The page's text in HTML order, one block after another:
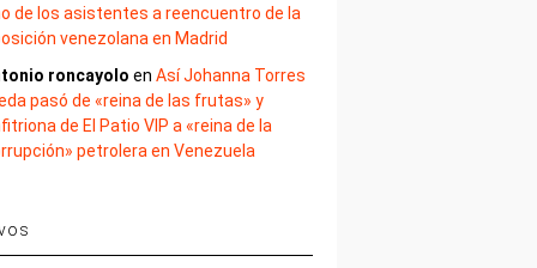
de los asistentes a reencuentro de la
venezolana en Madrid
roncayolo enAsí Johanna Torres
pasó de «reina de las frutas» y
de El Patio VIP a «reina de la
petrolera en Venezuela